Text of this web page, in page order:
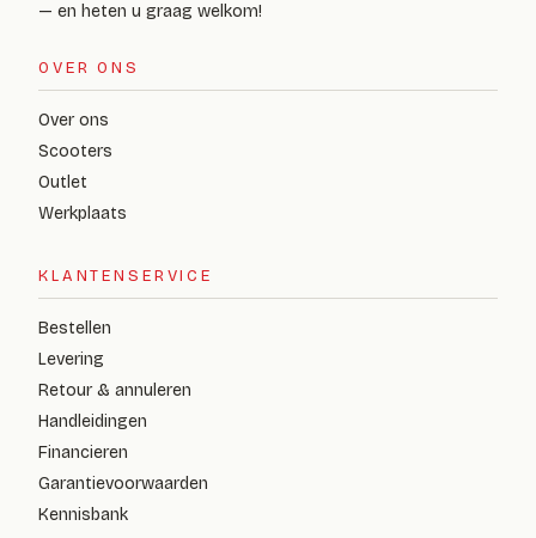
— en heten u graag welkom!
OVER ONS
Over ons
Scooters
Outlet
Werkplaats
KLANTENSERVICE
Bestellen
Levering
Retour & annuleren
Handleidingen
Financieren
Garantievoorwaarden
Kennisbank